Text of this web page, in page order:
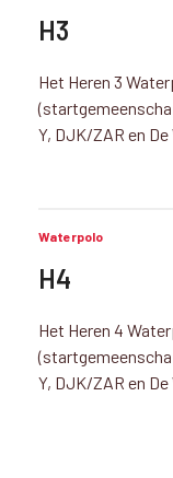
H3
Het Heren 3
Y, DJK/ZAR en
Waterpolo
H4
Het Heren 4
Y, DJK/ZAR en